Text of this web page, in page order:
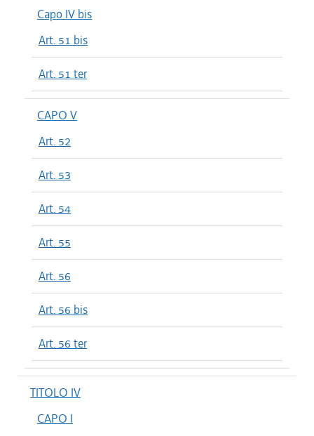
Capo IV bis
Art. 51 bis
Art. 51 ter
CAPO V
Art. 52
Art. 53
Art. 54
Art. 55
Art. 56
Art. 56 bis
Art. 56 ter
TITOLO IV
CAPO I